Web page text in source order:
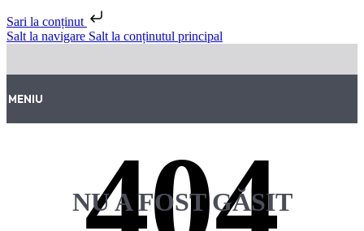
Sari la conținut
Salt la navigare Salt la conținutul principal
MENIU
NU A FOST GĂSIT